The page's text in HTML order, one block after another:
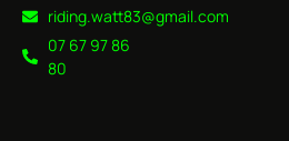
riding.watt83@gmail.com
07 67 97 86
80